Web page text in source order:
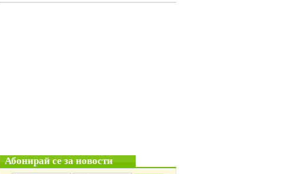
Абонирай се за новости